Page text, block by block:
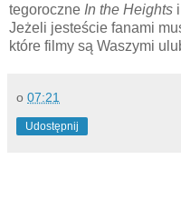
tegoroczne In the Heights i
Jeżeli jesteście fanami
które filmy są Waszymi
o 07:21
Udostępnij